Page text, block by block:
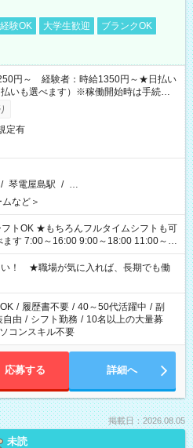
験OK 大学生歓迎
ブランクOK
円～ 経験者：時給1350円～★日払い
いも選べます）※稼働開始時は手続き完
ます。
定有
/ 琴電屋島駅 / …
など＞
ムシフトも可
す 7:00～16:00 9:00～18:00 11:00～
内できません ※法令に基づき、週20時
の加入対象となります ※労働者派遣法
）により、短時間・短期間の就業はご
ます
い！ ★職場が気に入れば、長期でも働
/ 履歴書不要 / 40～50代活躍中 / 副
自由 / シフト勤務 / 10名以上の大量募
コンスキル不要
応募する 詳細へ
掲載日：2026.08.05
未読